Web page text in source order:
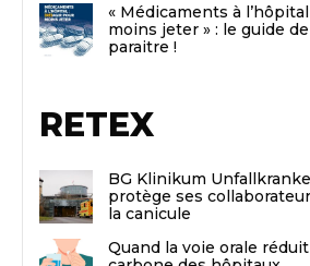
« Médicaments à
moins jeter » : le guide
paraitre !
RETEX
BG Klinikum
protège ses
la canicule
Quand la voie orale